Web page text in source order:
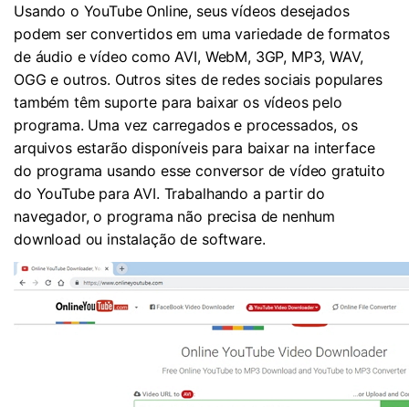
Usando o YouTube Online, seus vídeos desejados
podem ser convertidos em uma variedade de formatos
de áudio e vídeo como AVI, WebM, 3GP, MP3, WAV,
OGG e outros. Outros sites de redes sociais populares
também têm suporte para baixar os vídeos pelo
programa. Uma vez carregados e processados, os
arquivos estarão disponíveis para baixar na interface
do programa usando esse conversor de vídeo gratuito
do YouTube para AVI. Trabalhando a partir do
navegador, o programa não precisa de nenhum
download ou instalação de software.